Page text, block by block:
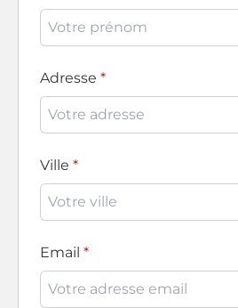
Adresse
Ville
Email